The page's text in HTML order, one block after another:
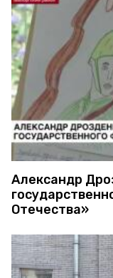
Александр
Отечества»